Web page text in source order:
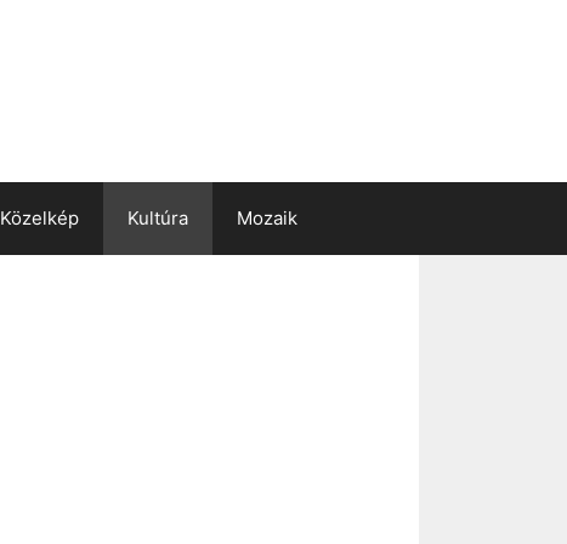
Közelkép Kultúra Mozaik